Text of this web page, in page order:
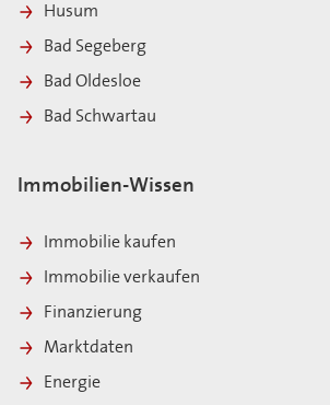
Husum
Bad Segeberg
Bad Oldesloe
Bad Schwartau
Immobilien-Wissen
Immobilie kaufen
Immobilie verkaufen
Finanzierung
Marktdaten
Energie